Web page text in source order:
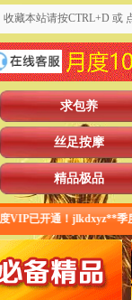
收藏本站请按CTRL+D 或
求包养
丝足按摩
精品极品